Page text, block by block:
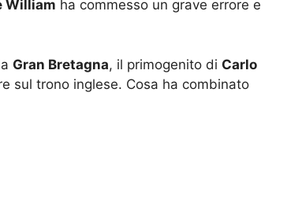
William ha commesso un grave errore e
Gran Bretagna, il primogenito di Carlo
sul trono inglese. Cosa ha combinato